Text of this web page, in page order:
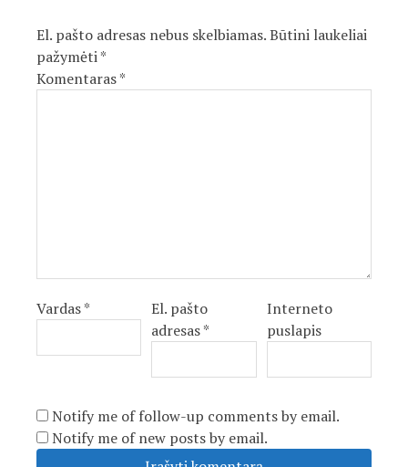
El. pašto adresas nebus skelbiamas.Būtini laukeliai
pažymėti*
Komentaras*
Vardas*
El. pašto
adresas*
Interneto
puslapis
Notify me of follow-up comments by email.
Notify me of new posts by email.